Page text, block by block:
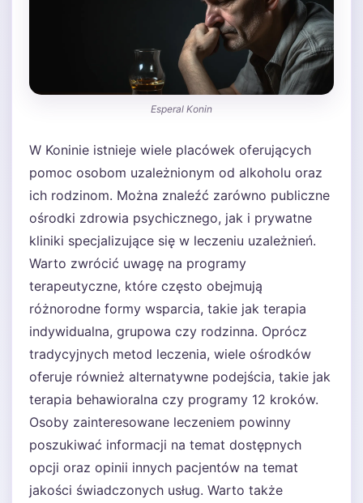
Esperal Konin
W Koninie istnieje wiele placówek oferujących
pomoc osobom uzależnionym od alkoholu oraz
ich rodzinom. Można znaleźć zarówno publiczne
ośrodki zdrowia psychicznego, jak i prywatne
kliniki specjalizujące się w leczeniu uzależnień.
Warto zwrócić uwagę na programy
terapeutyczne, które często obejmują
różnorodne formy wsparcia, takie jak terapia
indywidualna, grupowa czy rodzinna. Oprócz
tradycyjnych metod leczenia, wiele ośrodków
oferuje również alternatywne podejścia, takie jak
terapia behawioralna czy programy 12 kroków.
Osoby zainteresowane leczeniem powinny
poszukiwać informacji na temat dostępnych
opcji oraz opinii innych pacjentów na temat
jakości świadczonych usług. Warto także